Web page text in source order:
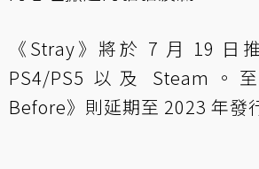
《Stray》將於 7 月 19 日
PS4/PS5 以及 Steam。
Before》則延期至 2023 年發